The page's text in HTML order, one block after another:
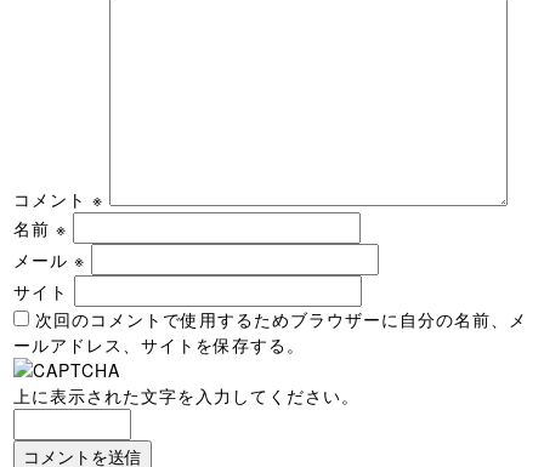
コメント※
名前※
メール※
サイト
次回のコメントで使用するためブラウザーに自分の名前、メ
ールアドレス、サイトを保存する。
上に表示された文字を入力してください。